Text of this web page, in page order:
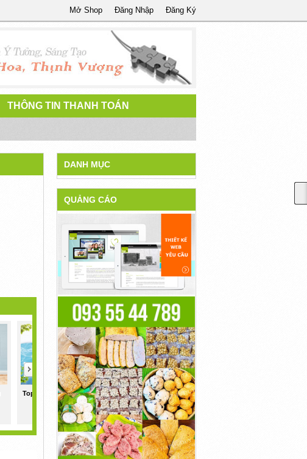
Đăng Ký
Đăng Nhập
Mở Shop
THÔNG TIN THANH TOÁN
Top 3 Cây Nước Bình Âm
Chất...
1đ
Top 3 Máy Rửa Xe Công
Nghiệp Hot...
1đ
>
DANH MỤC
QUẢNG CÁO